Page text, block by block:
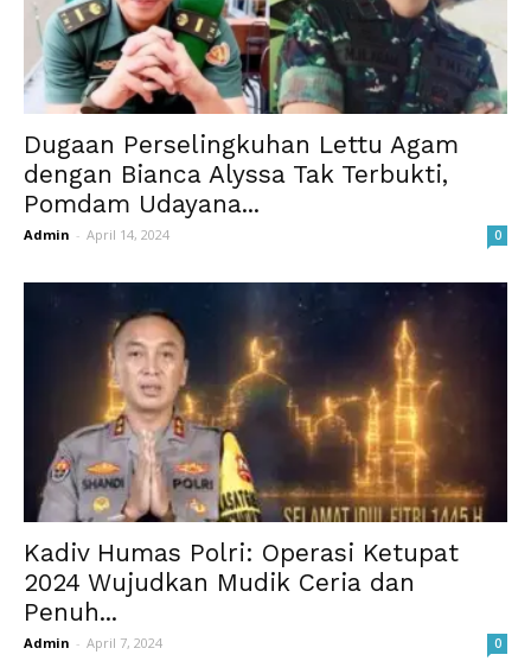
Dugaan Perselingkuhan Lettu Agam
dengan Bianca Alyssa Tak Terbukti,
Pomdam Udayana...
Admin - April 14, 2024 0
Kadiv Humas Polri: Operasi Ketupat
2024 Wujudkan Mudik Ceria dan
Penuh...
Admin - April 7, 2024 0